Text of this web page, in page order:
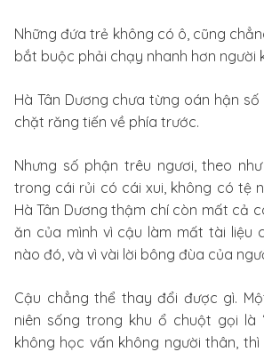
Những đứa trẻ không có ô, cũng
bắt buộc phải chạy nhanh hơn người
Hà Tân Dương chưa từng oán hận
chặt răng tiến về phía trước.
Nhưng số phận trêu ngươi, theo
trong cái rủi có cái xui, không có tệ
Hà Tân Dương thậm chí còn mất cả
ăn của mình vì cậu làm mất tài liệu
nào đó, và vì vài lời bông đùa của
Cậu chẳng thể thay đổi được gì.
niên sống trong khu ổ chuột gọi là
không học vấn không người thân,